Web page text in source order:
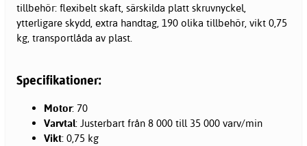
tillbehör: flexibelt skaft, särskilda platt skruvnyckel,
ytterligare skydd, extra handtag, 190 olika tillbehör, vikt 0,75
kg, transportlåda av plast.
Specifikationer:
Motor: 70
Varvtal: Justerbart från 8 000 till 35 000 varv/min
Vikt: 0,75 kg